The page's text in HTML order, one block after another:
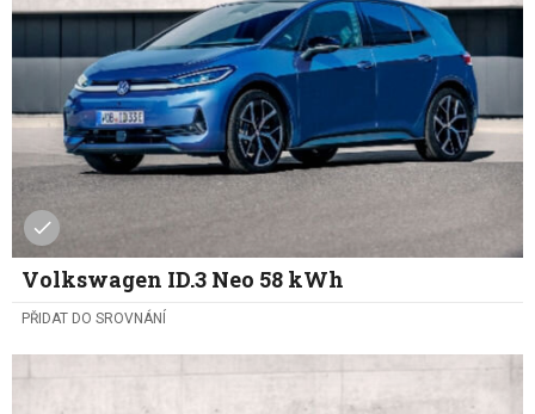
Volkswagen ID.3 Neo 58 kWh
PŘIDAT DO SROVNÁNÍ